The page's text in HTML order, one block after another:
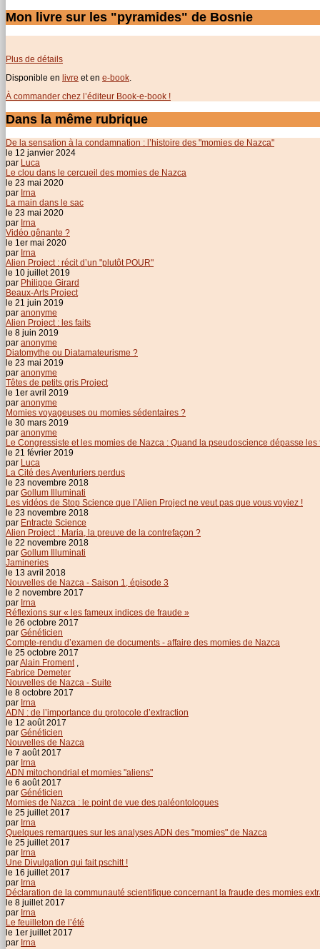
Mon livre sur les "pyramides" de Bosnie
Plus de détails
Disponible en livre et en e-book
À commander chez l’éditeur Book-e-book !
Dans la même rubrique
De la sensation à la condamnation : l’histoire des "momies de Nazca"
le 12 janvier 2024
par Luca
Le clou dans le cercueil des momies de Nazca
le 23 mai 2020
par Irna
La main dans le sac
le 23 mai 2020
par Irna
Vidéo gênante ?
le 1er mai 2020
par Irna
Alien Project : récit d’un "plutôt POUR"
le 10 juillet 2019
par Philippe Girard
Beaux-Arts Project
le 21 juin 2019
par anonyme
Alien Project : les faits
le 8 juin 2019
par anonyme
Diatomythe ou Diatamateurisme ?
le 23 mai 2019
par anonyme
Têtes de petits gris Project
le 1er avril 2019
par anonyme
Momies voyageuses ou momies sédentaires ?
le 30 mars 2019
par anonyme
Le Congressiste et les momies de Nazca : Quand la pseudoscience dépasse les
le 21 février 2019
par Luca
La Cité des Aventuriers perdus
le 23 novembre 2018
par Gollum Illuminati
Les vidéos de Stop Science que l’Alien Project ne veut pas que vous voyiez !
le 23 novembre 2018
par Entracte Science
Alien Project : Maria, la preuve de la contrefaçon ?
le 22 novembre 2018
par Gollum Illuminati
Jamineries
le 13 avril 2018
Nouvelles de Nazca - Saison 1, épisode 3
le 2 novembre 2017
par Irna
Réflexions sur « les fameux indices de fraude »
le 26 octobre 2017
par Généticien
Compte-rendu d’examen de documents - affaire des momies de Nazca
le 25 octobre 2017
parAlain Froment
Fabrice Demeter
Nouvelles de Nazca - Suite
le 8 octobre 2017
par Irna
ADN : de l’importance du protocole d’extraction
le 12 août 2017
par Généticien
Nouvelles de Nazca
le 7 août 2017
par Irna
ADN mitochondrial et momies "aliens"
le 6 août 2017
par Généticien
Momies de Nazca : le point de vue des paléontologues
le 25 juillet 2017
par Irna
Quelques remarques sur les analyses ADN des "momies" de Nazca
le 25 juillet 2017
par Irna
Une Divulgation qui fait pschitt !
le 16 juillet 2017
par Irna
Déclaration de la communauté scientifique concernant la fraude des momies
le 8 juillet 2017
par Irna
Le feuilleton de l’été
le 1er juillet 2017
par Irna